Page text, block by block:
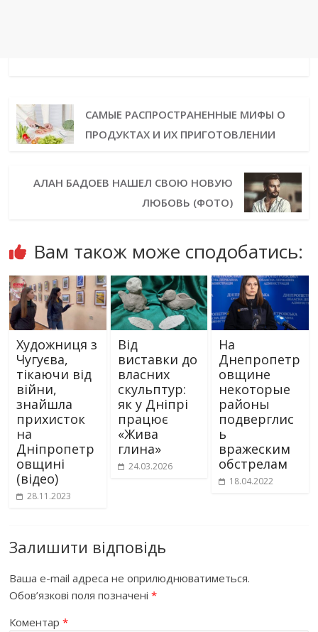
САМЫЕ РАСПРОСТРАНЕННЫЕ МИФЫ О
ПРОДУКТАХ И ИХ ПРИГОТОВЛЕНИИ
АЛАН БАДОЕВ НАШЕЛ СВОЮ НОВУЮ
ЛЮБОВЬ (ФОТО)
Вам також може сподобатись:
Художниця з
Чугуєва,
тікаючи від
війни,
знайшла
прихисток
на
Дніпропетр
овщині
(відео)
28.11.2023
Від
виставки до
власних
скульптур:
як у Дніпрі
працює
«Жива
глина»
24.03.2026
На
Днепропетр
овщине
некоторые
районы
подверглис
ь
вражеским
обстрелам
18.04.2022
Залишити відповідь
Ваша e-mail адреса не оприлюднюватиметься.
Обов’язкові поля позначені*
Коментар*